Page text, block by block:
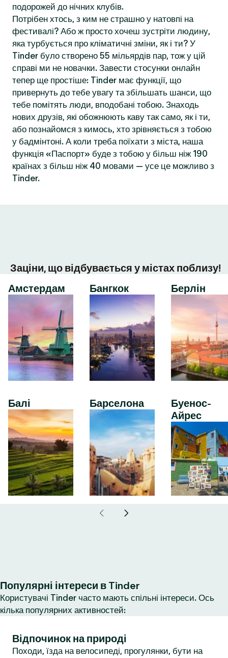
подорожей до нічних клубів.
Потрібен хтось, з ким не страшно у натовпі на
фестивалі? Або ж просто хочеш зустріти людину,
яка турбується про кліматичні зміни, як і ти? У
Tinder було створено 55 мільярдів пар, тож у цій
справі ми не новачки. Завести стосунки онлайн
тепер ще простіше: Tinder має функції, що
привернуть до тебе увагу та збільшать шанси, що
тебе помітять люди, вподобані тобою. Знаходь
нових друзів, які обожнюють каву так само, як і ти,
або познайомся з кимось, хто зрівняється з тобою
у бадмінтоні. А коли треба поїхати з міста, наша
функція «Паспорт» буде з тобою у більш ніж 190
країнах з більш ніж 40 мовами — усе це можливо з
Tinder.
Заціни, що відбувається у містах поблизу!
Амстердам
Балі
Бангкок
Барселона
Берлін
Буенос-
Айрес
Популярні інтереси в Tinder
Користувачі Tinder часто мають спільні інтереси. Ось
кілька популярних активностей:
Відпочинок на природі
Походи, їзда на велосипеді, прогулянки, бути на